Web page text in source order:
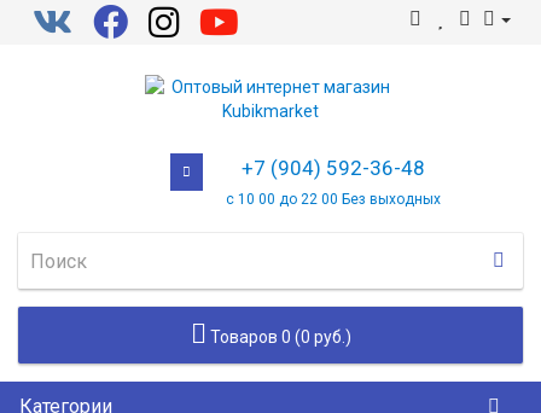
+7 (904) 592-36-48
с 10 00 до 22 00 Без выходных
Товаров 0 (0 руб.)
Категории